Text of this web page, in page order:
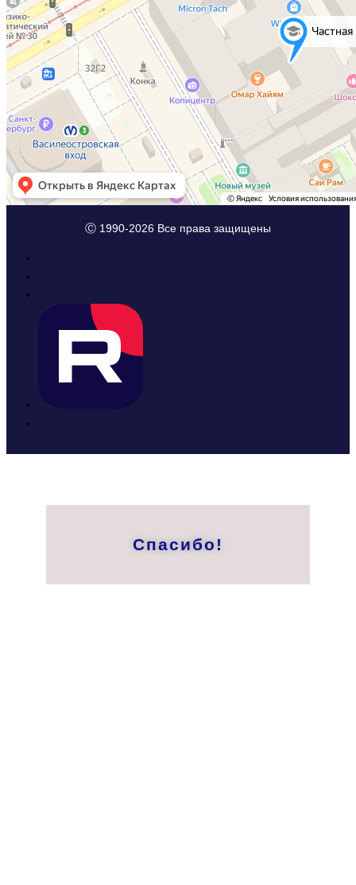
Ⓒ 1990-2026 Все права защищены
Спасибо!